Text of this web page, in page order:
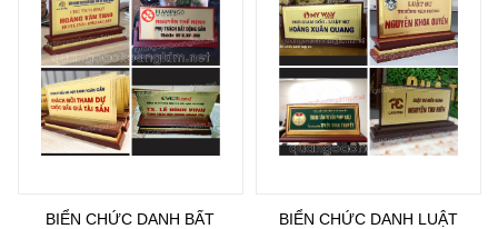
BIỂN CHỨC DANH BẤT
BIỂN CHỨC DANH LUẬT